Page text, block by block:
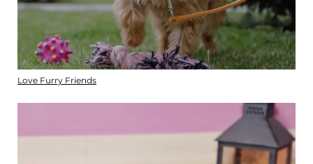
Love Furry Friends